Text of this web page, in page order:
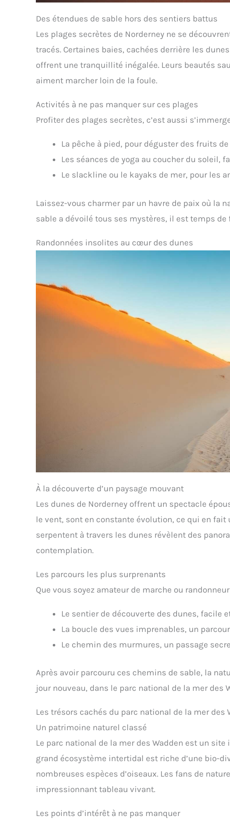
Des étendues de sable hors des sentiers battus
Les plages secrètes de Norderney ne se
tracés. Certaines baies, cachées derrière les
offrent une tranquillité inégalée. Leurs beautés
aiment marcher loin de la foule.
Activités à ne pas manquer sur ces plages
Profiter des plages secrètes, c’est aussi
La pêche à pied, pour déguster des fruits
Les séances de yoga au coucher du soleil,
Le slackline ou le kayaks de mer, pour les
Laissez-vous charmer par un havre de paix où la
sable a dévoilé tous ses mystères, il est temps
Randonnées insolites au cœur des dunes
À la découverte d’un paysage mouvant
Les dunes de Norderney offrent un spectacle
le vent, sont en constante évolution, ce qui en
serpentent à travers les dunes révèlent des
contemplation.
Les parcours les plus surprenants
Que vous soyez amateur de marche ou
Le sentier de découverte des dunes, facile
La boucle des vues imprenables, un
Le chemin des murmures, un passage
Après avoir parcouru ces chemins de sable, la
jour nouveau, dans le parc national de la mer des
Les trésors cachés du parc national de la mer des
Un patrimoine naturel classé
Le parc national de la mer des Wadden est un site
grand écosystème intertidal est riche d’une bio-
nombreuses espèces d’oiseaux. Les fans de
impressionnant tableau vivant.
Les points d’intérêt à ne pas manquer